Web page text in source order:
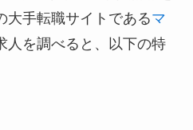
大手転職サイトであるマ
人を調べると、以下の特